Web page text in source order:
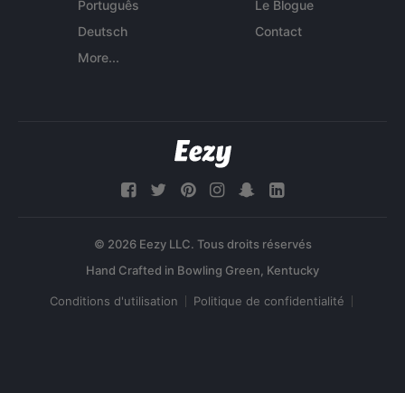
Português
Deutsch
More...
Le Blogue
Contact
© 2026 Eezy LLC. Tous droits réservés
Conditions d'utilisation Politique de confidentialité